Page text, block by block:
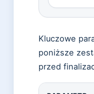
Kluczowe
poniższe
przed